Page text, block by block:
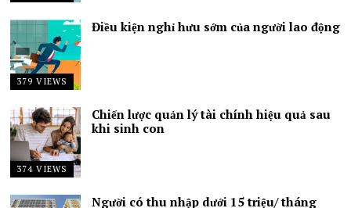
379 VIEWS
Điều kiện nghỉ hưu sớm của người lao động
374 VIEWS
Chiến lược quản lý tài chính hiệu quả sau
khi sinh con
Người có thu nhập dưới 15 triệu/ tháng